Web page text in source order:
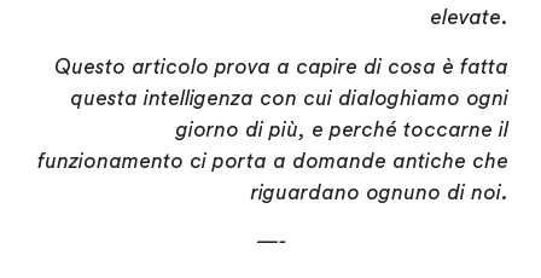
elevate.
Questo articolo prova a capire di cosa è fatta
questa intelligenza con cui dialoghiamo ogni
giorno di più, e perché toccarne il
funzionamento ci porta a domande antiche che
riguardano ognuno di noi.
—-